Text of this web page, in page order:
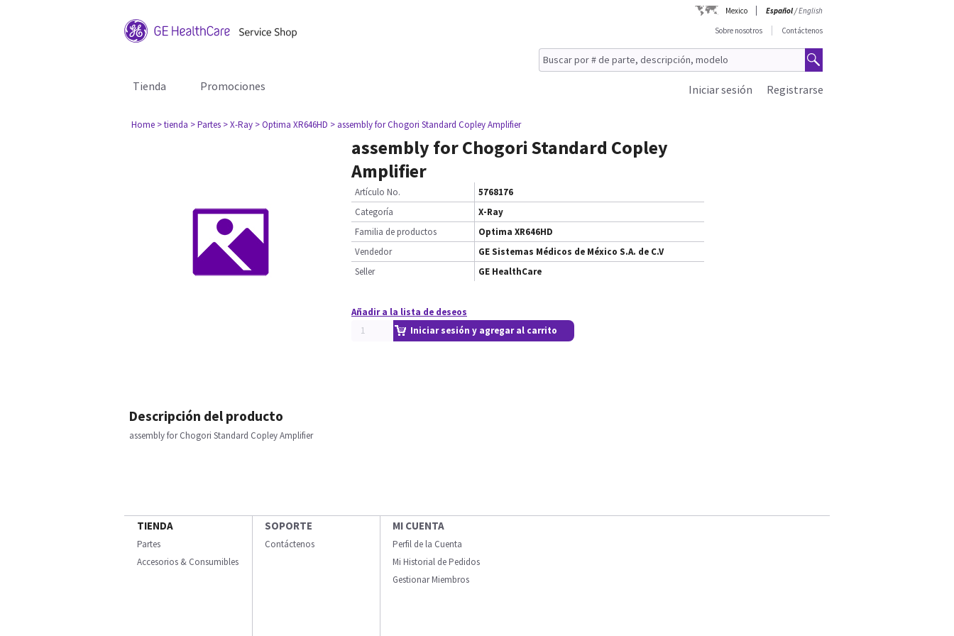
Mexico Español/English
Sobre nosotros
Contáctenos
Tienda Promociones Registrarse
Iniciar sesión
Home > tienda > Partes > X-Ray > Optima XR646HD > assembly for Chogori Standard Copley Amplifier
assembly for Chogori Standard Copley
Amplifier
Artículo No.
5768176
Categoría
X-Ray
Familia de productos
Optima XR646HD
Vendedor
GE Sistemas Médicos de México S.A. de C.V
Seller
GE HealthCare
Añadir a la lista de deseos
Iniciar sesión y agregar al carrito
Descripción del producto
assembly for Chogori Standard Copley Amplifier
TIENDA
Partes
Accesorios & Consumibles
SOPORTE
Contáctenos
MI CUENTA
Perfil de la Cuenta
Mi Historial de Pedidos
Gestionar Miembros